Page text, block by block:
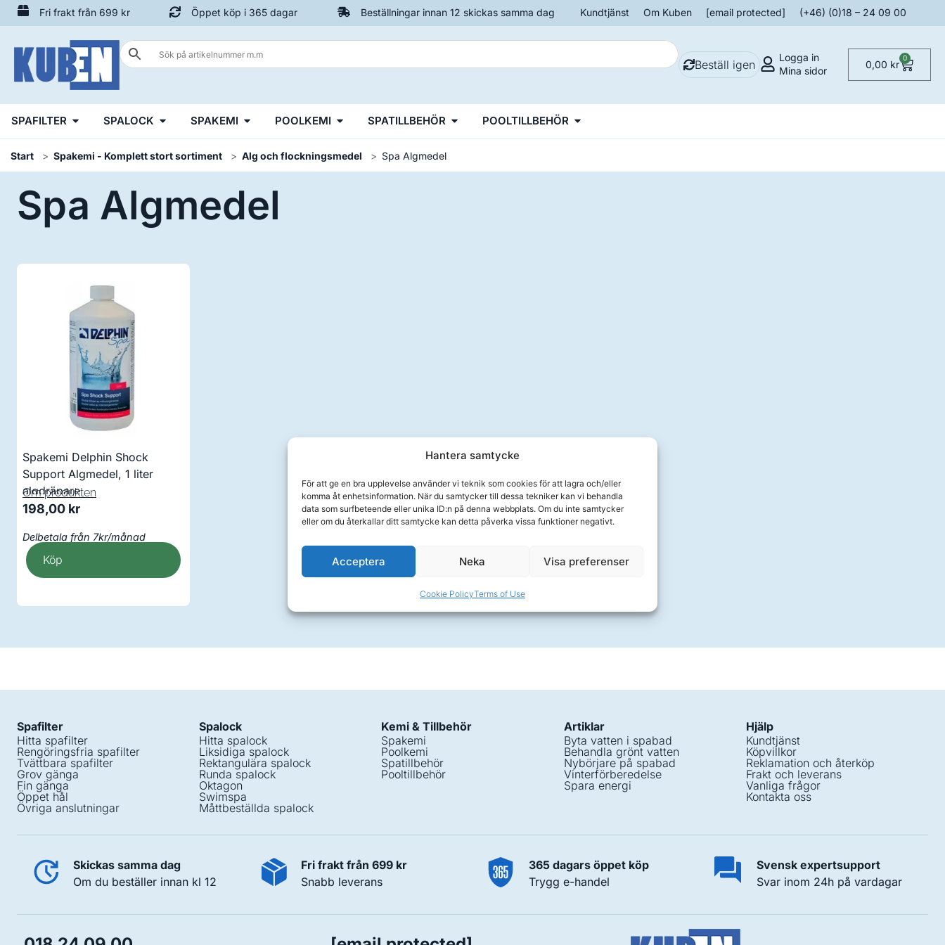
Hantera samtycke
För att ge en bra upplevelse använder vi teknik som cookies för att lagra och/eller
komma åt enhetsinformation. När du samtycker till dessa tekniker kan vi behandla
data som surfbeteende eller unika ID:n på denna webbplats. Om du inte samtycker
eller om du återkallar ditt samtycke kan detta påverka vissa funktioner negativt.
Acceptera Neka Visa preferenser
Cookie PolicyTerms of Use
Fri frakt från 699 kr Öppet köp i 365 dagar Beställningar innan 12 skickas samma dag Kundtjänst Om Kuben [email protected] (+46) (0)18 – 24 09 00
Beställ igen
Logga in
Mina sidor
0,00 kr
0
SPAFILTER SPALOCK SPAKEMI POOLKEMI SPATILLBEHÖR POOLTILLBEHÖR
Start Spakemi - Komplett stort sortiment Alg och flockningsmedel Spa Algmedel
Spa Algmedel
Spakemi Delphin Shock
Support Algmedel, 1 liter
algdräpare
Om produkten
198,00 kr
Delbetala från 7kr/månad
Köp
Spafilter
Hitta spafilter
Rengöringsfria spafilter
Tvättbara spafilter
Grov gänga
Fin gänga
Öppet hål
Övriga anslutningar
Spalock
Hitta spalock
Liksidiga spalock
Rektangulära spalock
Runda spalock
Oktagon
Swimspa
Måttbeställda spalock
Kemi & Tillbehör
Spakemi
Poolkemi
Spatillbehör
Pooltillbehör
Artiklar
Byta vatten i spabad
Behandla grönt vatten
Nybörjare på spabad
Vinterförberedelse
Spara energi
Hjälp
Kundtjänst
Köpvillkor
Reklamation och återköp
Frakt och leverans
Vanliga frågor
Kontakta oss
Skickas samma dag
Om du beställer innan kl 12
Fri frakt från 699 kr
Snabb leverans
365 dagars öppet köp
Trygg e-handel
Svensk expertsupport
Svar inom 24h på vardagar